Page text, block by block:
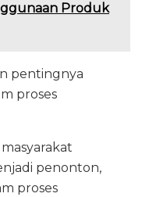
Produk
pentingnya
proses
penonton,
proses